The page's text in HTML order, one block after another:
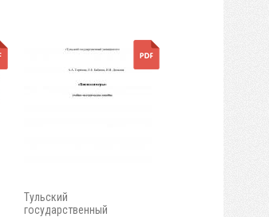
Тульский
государственный